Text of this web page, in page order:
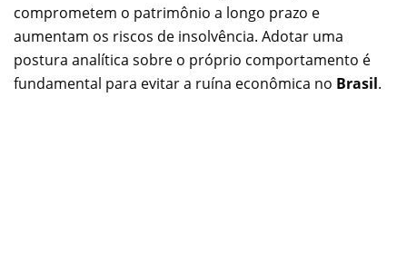
comprometem o patrimônio a longo prazo e
aumentam os riscos de insolvência. Adotar uma
postura analítica sobre o próprio comportamento é
fundamental para evitar a ruína econômica no Brasil.